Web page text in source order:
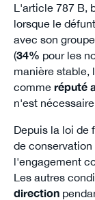
L'article 787 B,
lorsque le
avec son
(34% pour les
manière stable,
comme réputé
n'est
Depuis la loi de
de conservation
l'engagement
Les autres
direction